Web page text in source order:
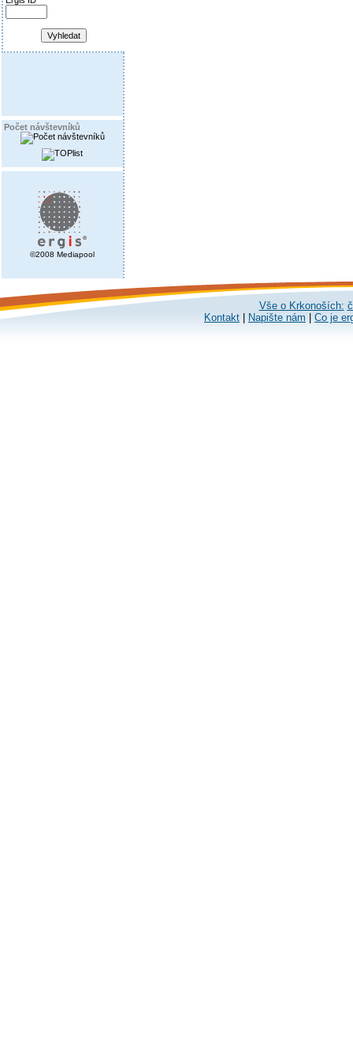
Počet návštevníků
©2008 Mediapool
Vše o Krkonoších:
Kontakt
Napište nám Co je